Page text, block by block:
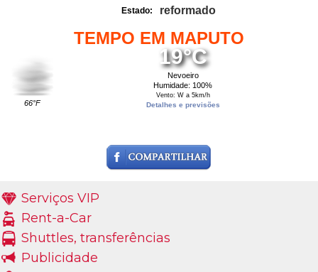
Estado: reformado
TEMPO EM MAPUTO
66°F
19°C
Nevoeiro
Humidade: 100%
Vento: W a 5km/h
Detalhes e previsões
Serviços VIP
Rent-a-Car
Shuttles, transferências
Publicidade